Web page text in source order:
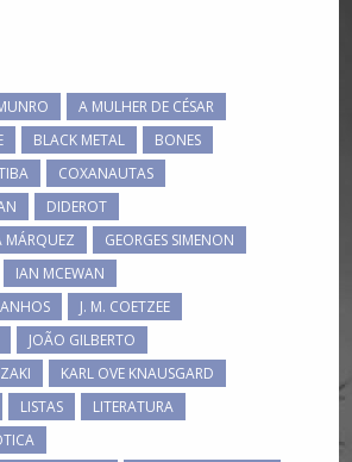
A MULHER DE CÉSAR
BLACK METAL
BONES
COXANAUTAS
DIDEROT
MÁRQUEZ
GEORGES SIMENON
IAN MCEWAN
J. M. COETZEE
JOÃO GILBERTO
KARL OVE KNAUSGARD
LISTAS
LITERATURA